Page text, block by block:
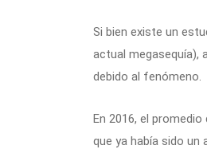
Si bien existe un
actual megasequía),
debido al fenómeno.
En 2016, el
que ya había sido un